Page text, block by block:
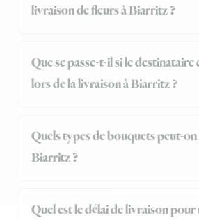
livraison de fleurs à Biarritz ?
Que se passe-t-il si le destinataire
lors de la livraison à Biarritz ?
Quels types de bouquets peut-
Biarritz ?
Quel est le délai de livraison